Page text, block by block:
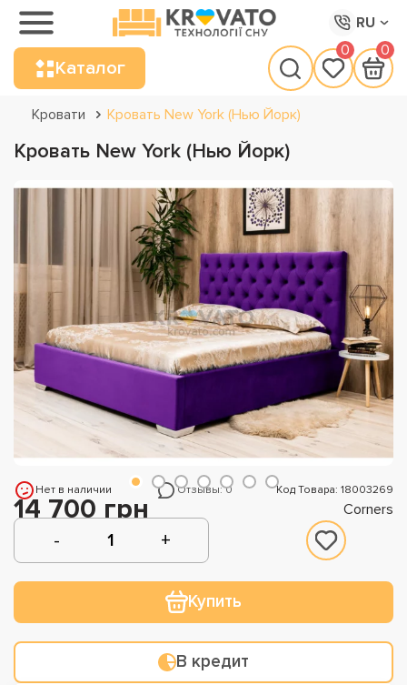
RU
Каталог
0 0
Кровати Кровать New York (Нью Йорк)
Кровать New York (Нью Йорк)
Нет в наличии Отзывы: 0 Код Товара: 18003269
14 700 грн Corners
Купить
В кредит